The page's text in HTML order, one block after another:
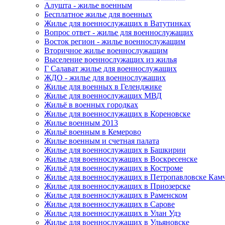
Алушта - жилье военным
Бесплатное жилье для военных
Жилье для военнослужащих в Ватутинках
Вопрос ответ - жилье для военнослужащих
Восток регион - жилье военнослужащим
Вторичное жилье военнослужащим
Выселение военнослужащих из жилья
Г Салават жилье для военнослужащих
ЖДО - жилье для военнослужащих
Жилье для военных в Геленджике
Жилье для военнослужащих МВД
Жильё в военных городках
Жилье для военнослужащих в Кореновске
Жилье военным 2013
Жильё военным в Кемерово
Жилье военным и счетная палата
Жилье для военнослужащих в Башкирии
Жилье для военнослужащих в Воскресенске
Жильё для военнослужащих в Костроме
Жилье для военнослужащих в Петропавловске
Жилье для военнослужащих в Приозерске
Жилье для военнослужащих в Раменском
Жилье для военнослужащих в Сарове
Жилье для военнослужащих в Улан Удэ
Жилье для военнослужащих в Ульяновске